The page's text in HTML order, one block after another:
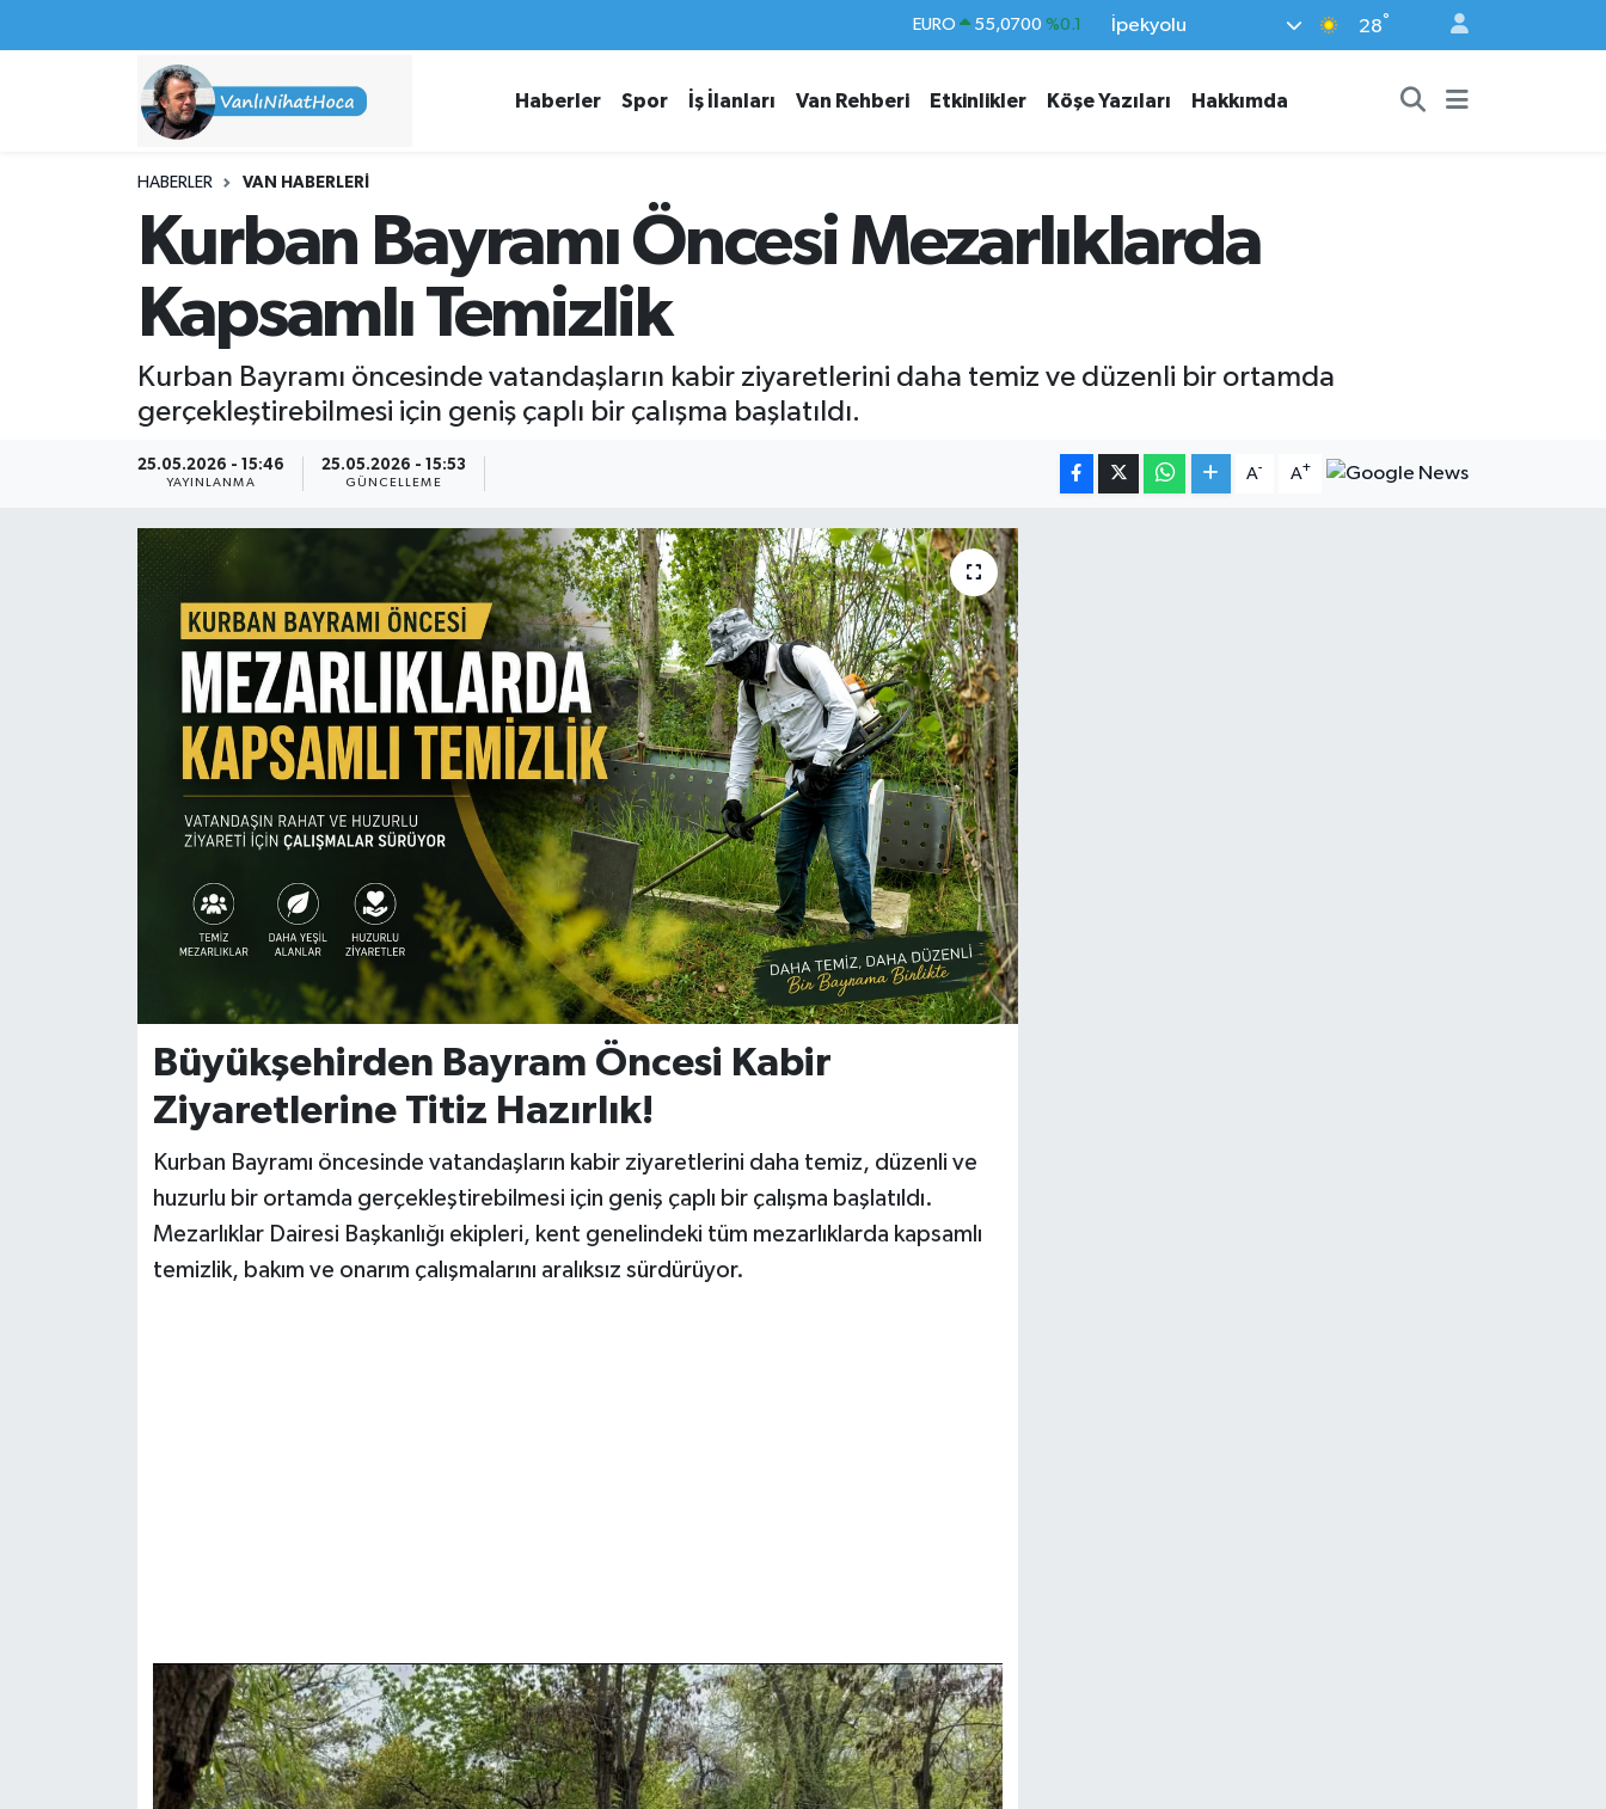
EURO 55,0700 %0.1
GRAM ALTIN 6513.94 %0.32
DOLAR 47,5986 %0.06
İpekyolu 28°
Haberler Spor İş İlanları Van Rehberi Etkinlikler Köşe Yazıları Hakkımda
HABERLER VAN HABERLERI
Kurban Bayramı Öncesi Mezarlıklarda
Kapsamlı Temizlik
Kurban Bayramı öncesinde vatandaşların kabir ziyaretlerini daha temiz ve düzenli bir ortamda
gerçekleştirebilmesi için geniş çaplı bir çalışma başlatıldı.
25.05.2026 - 15:46
YAYINLANMA
25.05.2026 - 15:53
GÜNCELLEME
A- A+
Büyükşehirden Bayram Öncesi Kabir
Ziyaretlerine Titiz Hazırlık!
Kurban Bayramı öncesinde vatandaşların kabir ziyaretlerini daha temiz, düzenli ve
huzurlu bir ortamda gerçekleştirebilmesi için geniş çaplı bir çalışma başlatıldı.
Mezarlıklar Dairesi Başkanlığı ekipleri, kent genelindeki tüm mezarlıklarda kapsamlı
temizlik, bakım ve onarım çalışmalarını aralıksız sürdürüyor.
Haberler
İş İlanları
Etkinlikler
Hakkımda
İpekyolu Nöbetçi Eczaneler
İpekyolu Trafik Yoğunluk Haritası
Tüm Manşetler
Haber Arşivi